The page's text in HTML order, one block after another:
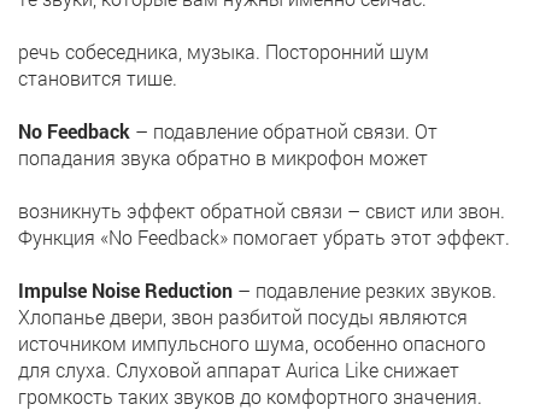
речь собеседника, музыка. Посторонний шум
становится тише.
No Feedback – подавление обратной связи. От
попадания звука обратно в микрофон может
возникнуть эффект обратной связи – свист или звон.
Функция «No Feedback» помогает убрать этот эффект.
Impulse Noise Reduction – подавление резких звуков.
Хлопанье двери, звон разбитой посуды являются
источником импульсного шума, особенно опасного
для слуха. Слуховой аппарат Aurica Like снижает
громкость таких звуков до комфортного значения.